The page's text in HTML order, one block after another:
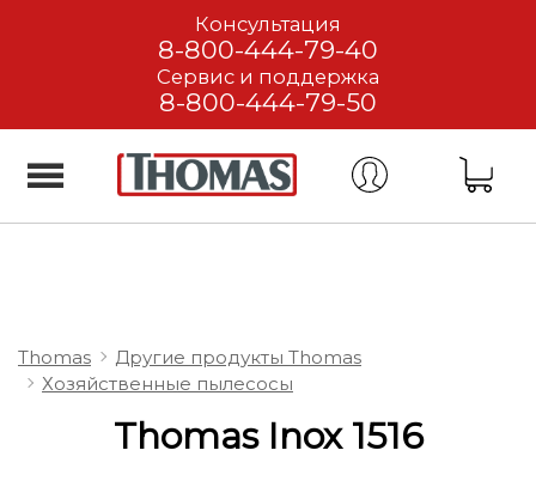
Консультация
8-800-444-79-40
Сервис и поддержка
8-800-444-79-50
Thomas
Другие продукты Thomas
Хозяйственные пылесосы
Thomas Inox 1516